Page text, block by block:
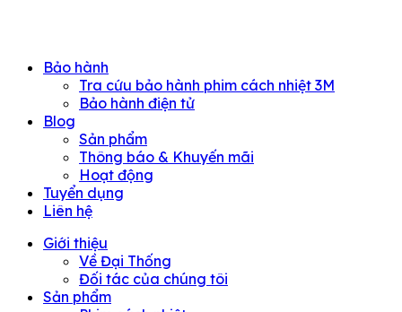
Bảo hành
Tra cứu bảo hành phim cách nhiệt 3M
Bảo hành điện tử
Blog
Sản phẩm
Thông báo & Khuyến mãi
Hoạt động
Tuyển dụng
Liên hệ
Giới thiệu
Về Đại Thống
Đối tác của chúng tôi
Sản phẩm